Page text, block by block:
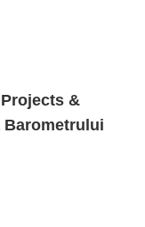
&
Barometrului